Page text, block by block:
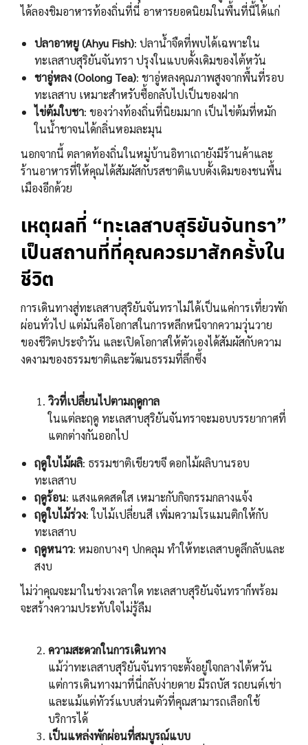
ได้ลองชิมอาหารท้องถิ่นที่นี่ อาหารยอดนิยมในพื้นที่นี้ได้แก่
ปลาอาหยู (Ahyu Fish): ปลาน้ำจืดที่พบได้เฉพาะใน
ทะเลสาบสุริยันจันทรา ปรุงในแบบดั้งเดิมของไต้หวัน
ชาอู่หลง (Oolong Tea): ชาอู่หลงคุณภาพสูงจากพื้นที่รอบ
ทะเลสาบ เหมาะสำหรับซื้อกลับไปเป็นของฝาก
ไข่ต้มใบชา: ของว่างท้องถิ่นที่นิยมมาก เป็นไข่ต้มที่หมัก
ในน้ำชาจนได้กลิ่นหอมละมุน
นอกจากนี้ ตลาดท้องถิ่นในหมู่บ้านอิทาเถายังมีร้านค้าและ
ร้านอาหารที่ให้คุณได้สัมผัสกับรสชาติแบบดั้งเดิมของชนพื้น
เมืองอีกด้วย
เหตุผลที่ “ทะเลสาบสุริยันจันทรา”
เป็นสถานที่ที่คุณควรมาสักครั้งใน
ชีวิต
การเดินทางสู่ทะเลสาบสุริยันจันทราไม่ได้เป็นแค่การเที่ยวพัก
ผ่อนทั่วไป แต่มันคือโอกาสในการหลีกหนีจากความวุ่นวาย
ของชีวิตประจำวัน และเปิดโอกาสให้ตัวเองได้สัมผัสกับความ
งดงามของธรรมชาติและวัฒนธรรมที่ลึกซึ้ง
วิวที่เปลี่ยนไปตามฤดูกาล
ในแต่ละฤดู ทะเลสาบสุริยันจันทราจะมอบบรรยากาศที่
แตกต่างกันออกไป
ฤดูใบไม้ผลิ: ธรรมชาติเขียวขจี ดอกไม้ผลิบานรอบ
ทะเลสาบ
ฤดูร้อน: แสงแดดสดใส เหมาะกับกิจกรรมกลางแจ้ง
ฤดูใบไม้ร่วง: ใบไม้เปลี่ยนสี เพิ่มความโรแมนติกให้กับ
ทะเลสาบ
ฤดูหนาว: หมอกบางๆ ปกคลุม ทำให้ทะเลสาบดูลึกลับและ
สงบ
ไม่ว่าคุณจะมาในช่วงเวลาใด ทะเลสาบสุริยันจันทราก็พร้อม
จะสร้างความประทับใจไม่รู้ลืม
ความสะดวกในการเดินทาง
แม้ว่าทะเลสาบสุริยันจันทราจะตั้งอยู่ใจกลางไต้หวัน
แต่การเดินทางมาที่นี่กลับง่ายดาย มีรถบัส รถยนต์เช่า
และแม้แต่ทัวร์แบบส่วนตัวที่คุณสามารถเลือกใช้
บริการได้
เป็นแหล่งพักผ่อนที่สมบูรณ์แบบ